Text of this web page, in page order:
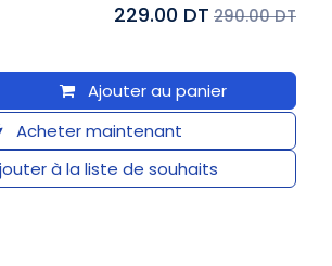
Ajouter au panier
Acheter maintenant
à la liste de souhaits
229.00 DT 290.00 DT